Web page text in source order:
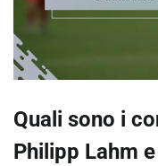
Quali sono i
Philipp Lahm